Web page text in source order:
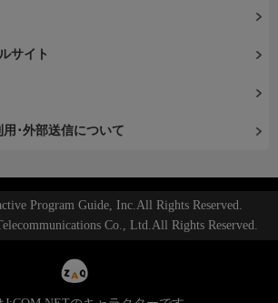
サイト
･外部送信について
Program Guide, Inc.All Rights Reserved.
Co., Ltd.All Rights Reserved.